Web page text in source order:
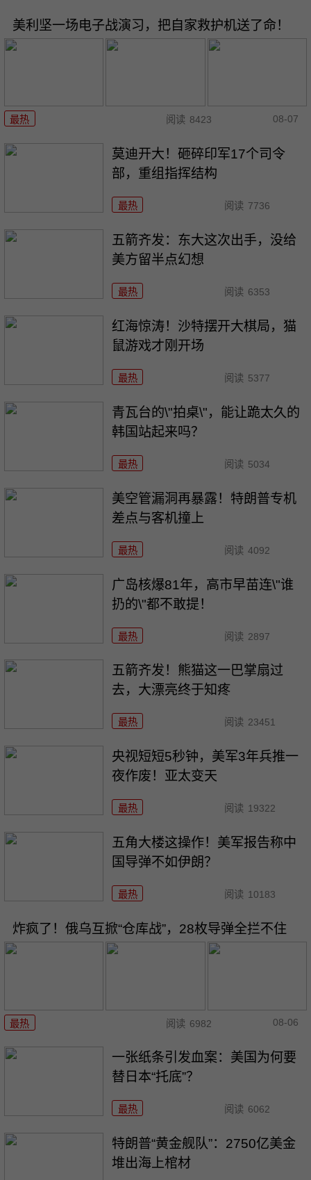
美利坚一场电子战演习，把自家救护机送了命！
最热 阅读 8423 08-07
莫迪开大！砸碎印军17个司令
部，重组指挥结构
最热 阅读 7736
五箭齐发：东大这次出手，没给
美方留半点幻想
最热 阅读 6353
红海惊涛！沙特摆开大棋局，猫
鼠游戏才刚开场
最热 阅读 5377
青瓦台的\"拍桌\"，能让跪太久的
韩国站起来吗？
最热 阅读 5034
美空管漏洞再暴露！特朗普专机
差点与客机撞上
最热 阅读 4092
广岛核爆81年，高市早苗连\"谁
扔的\"都不敢提！
最热 阅读 2897
五箭齐发！熊猫这一巴掌扇过
去，大漂亮终于知疼
最热 阅读 23451
央视短短5秒钟，美军3年兵推一
夜作废！亚太变天
最热 阅读 19322
五角大楼这操作！美军报告称中
国导弹不如伊朗？
最热 阅读 10183
炸疯了！俄乌互掀“仓库战”，28枚导弹全拦不住
最热 阅读 6982 08-06
一张纸条引发血案：美国为何要
替日本“托底”？
最热 阅读 6062
特朗普“黄金舰队”：2750亿美金
堆出海上棺材